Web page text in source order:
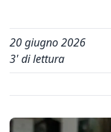
20 giugno 2026
3' di lettura